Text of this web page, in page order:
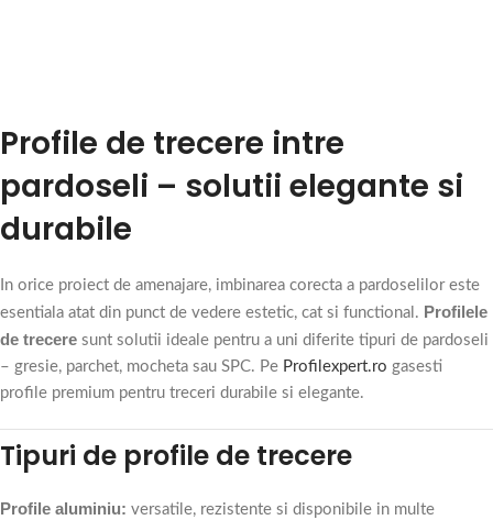
Profile de trecere intre
pardoseli – solutii elegante si
durabile
In orice proiect de amenajare, imbinarea corecta a pardoselilor este
esentiala atat din punct de vedere estetic, cat si functional. Profilele
de trecere sunt solutii ideale pentru a uni diferite tipuri de pardoseli
– gresie, parchet, mocheta sau SPC. Pe Profilexpert.ro gasesti
profile premium pentru treceri durabile si elegante.
Tipuri de profile de trecere
Profile aluminiu: versatile, rezistente si disponibile in multe